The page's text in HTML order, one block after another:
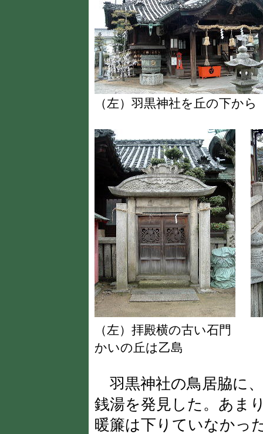
（左）羽黒神社を丘の下
（左）拝殿横の古い石門
かいの丘は乙島
羽黒神社の鳥居脇に、
銭湯を発見した。あま
暖簾は下りていなかっ